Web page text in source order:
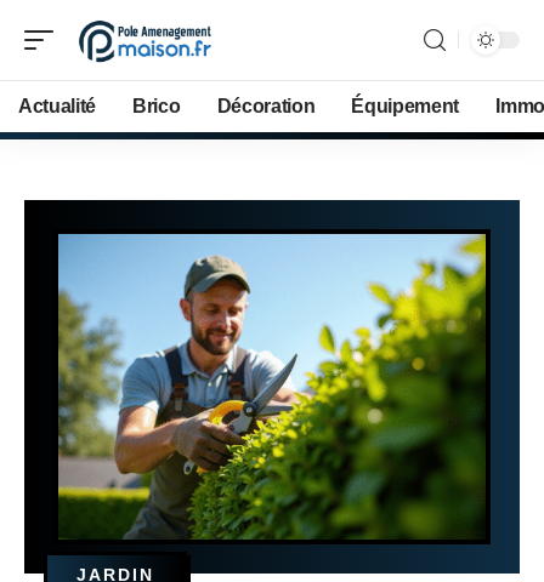
Actualité Brico Décoration Équipement
JARDIN